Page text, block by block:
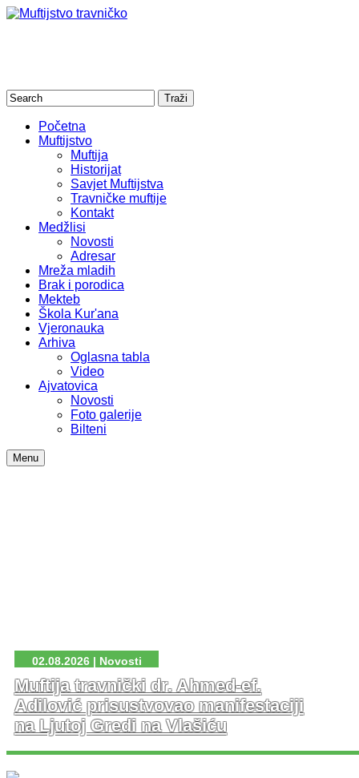
Početna
Muftijstvo
Muftija
Historijat
Savjet Muftijstva
Travničke muftije
Kontakt
Medžlisi
Novosti
Adresar
Mreža mladih
Brak i porodica
Mekteb
Škola Kur'ana
Vjeronauka
Arhiva
Oglasna tabla
Video
Ajvatovica
Novosti
Foto galerije
Bilteni
Menu
02.08.2026 | Novosti
Muftija travnički dr. Ahmed-ef.
Adilović prisustvovao manifestaciji
na Ljutoj Gredi na Vlašiću
U nedjelju, 02. 08. 2026. god. na platou Ljute Grede i
spomen obilježja Zlatni Ljiljan – general Mehmed Alagić